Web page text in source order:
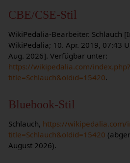
CBE/CSE-Stil
WikiPedalia-Bearbeiter. Schlauch
WikiPedalia; 10. Apr. 2019, 07:43
Aug. 2026]. Verfügbar unter:
https://wikipedalia.com/index.php?
title=Schlauch&oldid=15420.
Bluebook-Stil
Schlauch, https://wikipedalia.com/
title=Schlauch&oldid=15420
August 2026).